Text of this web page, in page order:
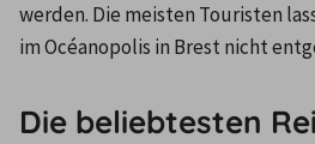
werden. Die meisten Touristen
im Océanopolis in Brest nicht
Die beliebtesten